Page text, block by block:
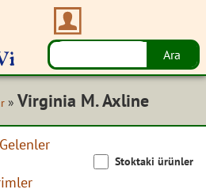
» Virginia M. Axline
Stoktaki ürünler